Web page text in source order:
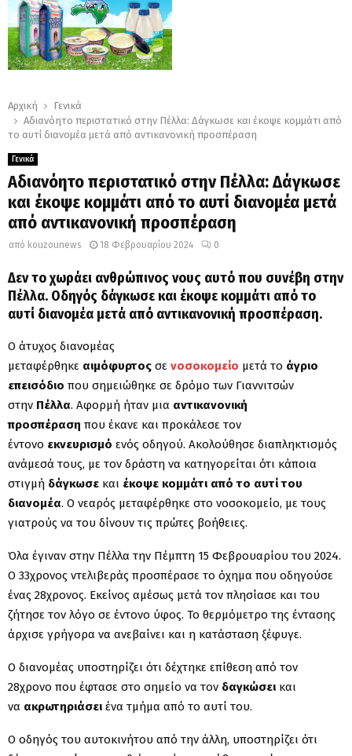
Αρχική
Γενικά
Αδιανόητο περιστατικό στην Πέλλα: Δάγκωσε και έκοψε κομμάτι από
το αυτί διανομέα μετά από αντικανονική προσπέραση
Γενικά
Αδιανόητο περιστατικό στην Πέλλα: Δάγκωσε
και έκοψε κομμάτι από το αυτί διανομέα μετά
από αντικανονική προσπέραση
από kouzounews 18 Φεβρουαρίου 2024 0
Δεν το χωράει ανθρώπινος νους αυτό που συνέβη στην
Πέλλα. Οδηγός δάγκωσε και έκοψε κομμάτι από το
αυτί διανομέα μετά από αντικανονική προσπέραση.
Ο άτυχος διανομέας
μεταφέρθηκε αιμόφυρτος σε νοσοκομείο μετά το άγριο
επεισόδιο που σημειώθηκε σε δρόμο των Γιαννιτσών
στην Πέλλα. Αφορμή ήταν μια αντικανονική
προσπέραση που έκανε και προκάλεσε τον
έντονο εκνευρισμό ενός οδηγού. Ακολούθησε διαπληκτισμός
ανάμεσά τους, με τον δράστη να κατηγορείται ότι κάποια
στιγμή δάγκωσε και έκοψε κομμάτι από το αυτί του
διανομέα. Ο νεαρός μεταφέρθηκε στο νοσοκομείο, με τους
γιατρούς να του δίνουν τις πρώτες βοήθειες.
Όλα έγιναν στην Πέλλα την Πέμπτη 15 Φεβρουαρίου του 2024.
Ο 33χρονος ντελιβεράς προσπέρασε το όχημα που οδηγούσε
ένας 28χρονος. Εκείνος αμέσως μετά τον πλησίασε και του
ζήτησε τον λόγο σε έντονο ύφος. Το θερμόμετρο της έντασης
άρχισε γρήγορα να ανεβαίνει και η κατάσταση ξέφυγε.
Ο διανομέας υποστηρίζει ότι δέχτηκε επίθεση από τον
28χρονο που έφτασε στο σημείο να τον δαγκώσει και
να ακρωτηριάσει ένα τμήμα από το αυτί του.
Ο οδηγός του αυτοκινήτου από την άλλη, υποστηρίζει ότι